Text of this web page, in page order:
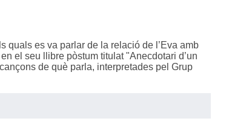
quals es va parlar de la relació de l’Eva amb
el seu llibre pòstum titulat "Anecdotari d’un
de què parla, interpretades pel Grup